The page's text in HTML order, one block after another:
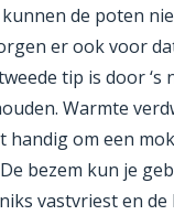
de poten
er ook voor
tip is door
Warmte
handig om een
bezem kun je
vastvriest en